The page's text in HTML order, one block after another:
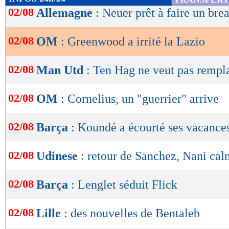
de
OK
02/08 Allemagne : Neuer prêt à faire un
02/08 OM : Greenwood a irrité la Lazio
02/08 Man Utd : Ten Hag ne veut pas
02/08 OM : Cornelius, un "guerrier" arrive
02/08 Barça : Koundé a écourté ses
02/08 Udinese : retour de Sanchez, Nani
02/08 Barça : Lenglet séduit Flick
02/08 Lille : des nouvelles de Bentaleb